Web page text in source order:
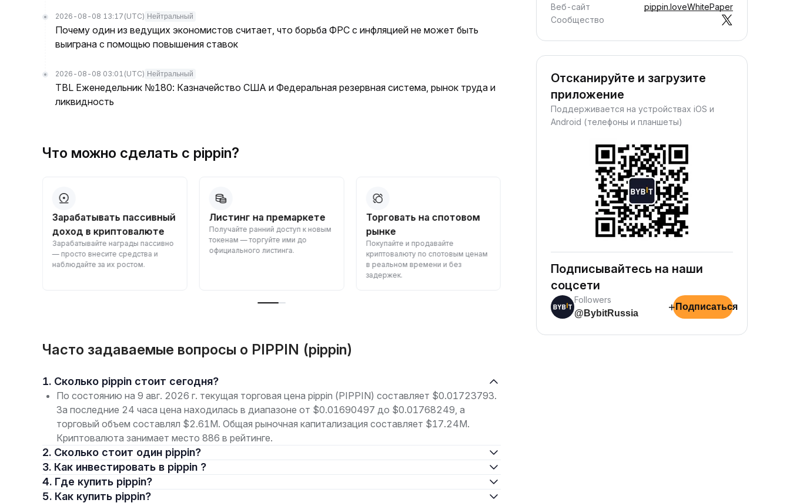
2026-08-08 13:17 (UTC) Нейтральный
Почему один из ведущих экономистов считает, что борьба ФРС с инфляцией не может быть
выиграна с помощью повышения ставок
2026-08-08 03:01 (UTC) Нейтральный
TBL Еженедельник №180: Казначейство США и Федеральная резервная система, рынок труда и
ликвидность
Что можно сделать с pippin?
Зарабатывать пассивный
доход в криптовалюте
Зарабатывайте награды пассивно
— просто внесите средства и
наблюдайте за их ростом.
Листинг на премаркете
Получайте ранний доступ к новым
токенам — торгуйте ими до
официального листинга.
Торговать на спотовом
рынке
Покупайте и продавайте
криптовалюту по спотовым ценам
в реальном времени и без
задержек.
Конвертировать
— быстро, надежно и легко.
Зарабатывать
доход в
— просто внесите средства и
наблюдайте за их ростом.
Часто задаваемые вопросы о PIPPIN (pippin)
1. Сколько pippin стоит сегодня?
По состоянию на 9 авг. 2026 г. текущая торговая цена pippin (PIPPIN) составляет $0.01723793.
За последние 24 часа цена находилась в диапазоне от $0.01690497 до $0.01768249, а
торговый объем составлял $2.61M. Общая рыночная капитализация составляет $17.24M.
Криптовалюта занимает место 886 в рейтинге.
2. Сколько стоит один pippin?
3. Как инвестировать в pippin ?
4. Где купить pippin?
5. Как купить pippin?
Веб-сайт pippin.loveWhitePaper
Сообщество
Отсканируйте и загрузите
приложение
Поддерживается на устройствах iOS и
Android (телефоны и планшеты)
Подписывайтесь на наши
соцсети
Followers
@BybitRussia
+ Подписаться